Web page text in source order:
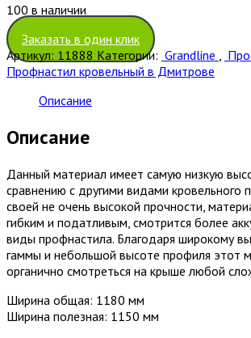
100 в наличии
Заказать в один клик
Артикул: 11888 Категории: Grandline
Профнастил кровельный в Дмитрове
Описание
Описание
Данный материал имеет самую низкую
сравнению с другими видами кровельного
своей не очень высокой прочности,
гибким и податливым, смотрится более
виды профнастила. Благодаря широкому
гаммы и небольшой высоте профиля этот
органично смотреться на крыше любой
Ширина общая: 1180 мм
Ширина полезная: 1150 мм